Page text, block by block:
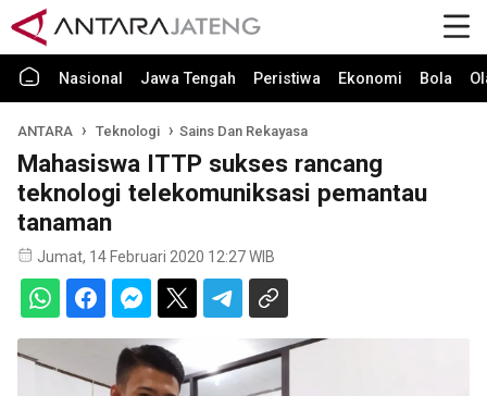
Nasional Jawa Tengah Peristiwa Ekonomi Bola
ANTARA Teknologi Sains Dan Rekayasa
Mahasiswa ITTP sukses rancang
teknologi telekomuniksasi pemantau
tanaman
Jumat, 14 Februari 2020 12:27 WIB